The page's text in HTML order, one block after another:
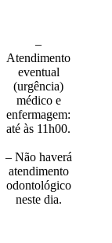
–
Atendimento
eventual
(urgência)
médico e
enfermagem:
até às 11h00.
– Não haverá
atendimento
odontológico
neste dia.